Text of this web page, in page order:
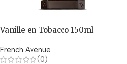
Vanille en Tobacco 150ml –
French Avenue
(0)